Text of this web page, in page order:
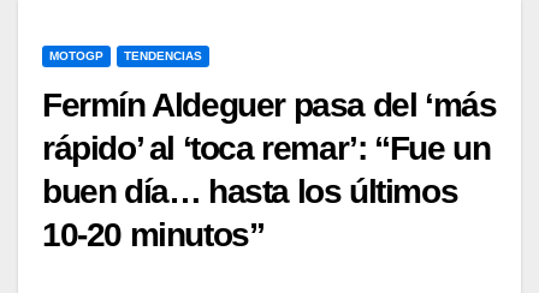
MOTOGP TENDENCIAS
Fermín Aldeguer pasa del ‘más
rápido’ al ‘toca remar’: “Fue un
buen día… hasta los últimos
10-20 minutos”